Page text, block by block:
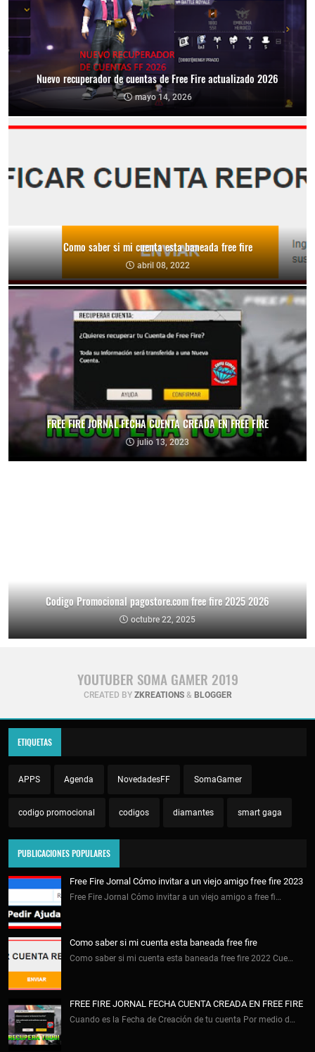
Nuevo recuperador de cuentas de Free Fire actualizado 2026
mayo 14, 2026
Como saber si mi cuenta esta baneada free fire
abril 08, 2022
FREE FIRE JORNAL FECHA CUENTA CREADA EN FREE FIRE
julio 13, 2023
Codigo Promocional pagostore.com free fire 2025 2026
octubre 22, 2025
YOUTUBER SOMA GAMER 2019
CREATED BY ZKREATIONS& BLOGGER
ETIQUETAS
APPS Agenda NovedadesFF SomaGamer
codigo promocional codigos diamantes smart gaga
PUBLICACIONES POPULARES
Free Fire Jornal Cómo invitar a un viejo amigo free fire 2023
Free Fire Jornal Cómo invitar a un viejo amigo a free fi…
Como saber si mi cuenta esta baneada free fire
Como saber si mi cuenta esta baneada free fire 2022 Cue…
FREE FIRE JORNAL FECHA CUENTA CREADA EN FREE FIRE
Cuando es la Fecha de Creación de tu cuenta Por medio d…